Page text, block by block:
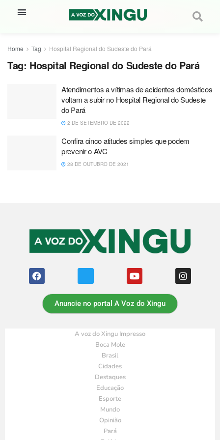
Home Tag Hospital Regional do Sudeste do Pará
Tag: Hospital Regional do Sudeste do Pará
Atendimentos a vítimas de acidentes domésticos
voltam a subir no Hospital Regional do Sudeste
do Pará
2 DE SETEMBRO DE 2022
Confira cinco atitudes simples que podem
prevenir o AVC
28 DE OUTUBRO DE 2021
Anuncie no portal A Voz do Xingu
A voz do Xingu Impresso
Boca Mole
Brasil
Cidades
Destaques
Educação
Esporte
Mundo
Opinião
Pará